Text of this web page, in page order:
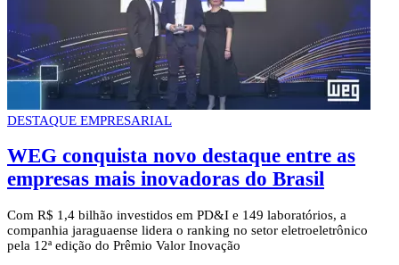
DESTAQUE EMPRESARIAL
WEG conquista novo destaque entre as
empresas mais inovadoras do Brasil
Com R$ 1,4 bilhão investidos em PD&I e 149 laboratórios, a
companhia jaraguaense lidera o ranking no setor eletroeletrônico
pela 12ª edição do Prêmio Valor Inovação